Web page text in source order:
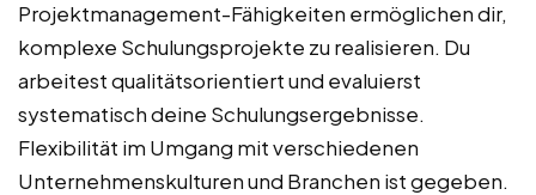
Projektmanagement-Fähigkeiten ermöglichen dir,
komplexe Schulungsprojekte zu realisieren. Du
arbeitest qualitätsorientiert und evaluierst
systematisch deine Schulungsergebnisse.
Flexibilität im Umgang mit verschiedenen
Unternehmenskulturen und Branchen ist gegeben.